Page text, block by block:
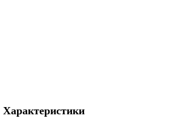
Характеристики